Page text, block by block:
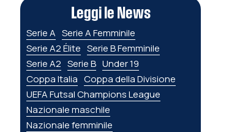
Leggi le News
Serie A Serie A Femminile
Serie A2 Élite Serie B Femminile
Serie A2 Serie B Under 19
Coppa Italia Coppa della Divisione
UEFA Futsal Champions League
Nazionale maschile
Nazionale femminile